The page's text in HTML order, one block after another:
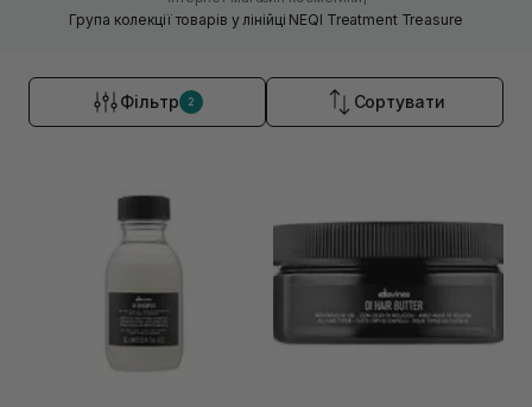
Група колекції товарів у лінійці NEQI Treatment Treasure
Фільтр 2 Сортувати